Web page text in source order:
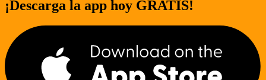
¡Descarga la app hoy GRATIS!